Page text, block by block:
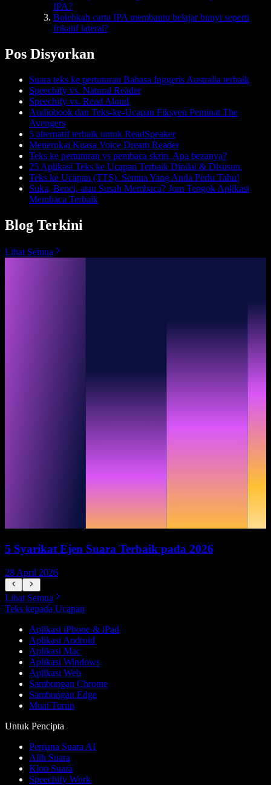
IPA?
Bolehkah carta IPA membantu belajar bunyi seperti
frikatif lateral?
Pos Disyorkan
Suara teks ke pertuturan Bahasa Inggeris Australia terbaik
Speechify vs. Natural Reader
Speechify vs. Read Aloud
Audiobook dan Teks-ke-Ucapan Fiksyen Peminat The
Avengers
5 alternatif terbaik untuk ReadSpeaker
Menerokai Kuasa Voice Dream Reader
Teks ke pertuturan vs pembaca skrin. Apa bezanya?
25 Aplikasi Teks ke Ucapan Terbaik Dinilai & Disusun.
Teks ke Ucapan (TTS). Semua Yang Anda Perlu Tahu!
Suka, Benci, atau Susah Membaca? Jom Tengok Aplikasi
Membaca Terbaik
Blog Terkini
Lihat Semua
5 Syarikat Ejen Suara Terbaik pada 2026
28 April 2026
Lihat Semua
Teks kepada Ucapan
Aplikasi iPhone & iPad
Aplikasi Android
Aplikasi Mac
Aplikasi Windows
Aplikasi Web
Sambungan Chrome
Sambungan Edge
Muat Turun
Untuk Pencipta
Penjana Suara AI
Alih Suara
Klon Suara
Speechify Work